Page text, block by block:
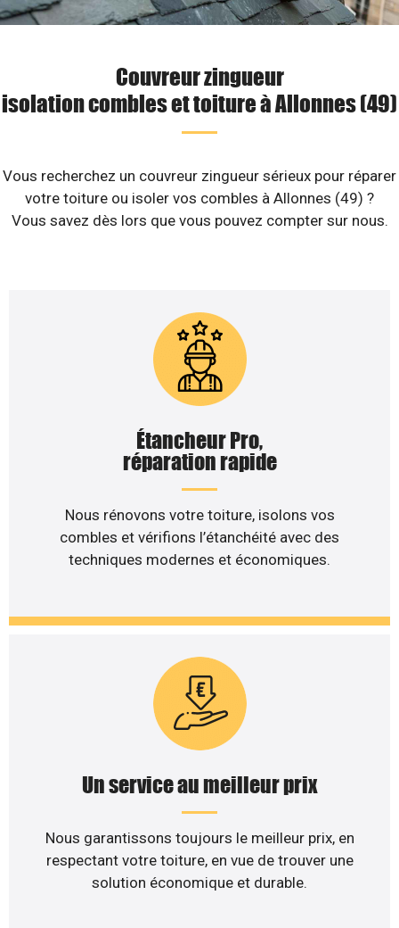
Couvreur zingueur
isolation combles et toiture à Allonnes (49)
Vous recherchez un couvreur zingueur sérieux pour réparer
votre toiture ou isoler vos combles à Allonnes (49) ?
Vous savez dès lors que vous pouvez compter sur nous.
Étancheur Pro,
réparation rapide
Nous rénovons votre toiture, isolons vos
combles et vérifions l’étanchéité avec des
techniques modernes et économiques.
Un service au meilleur prix
Nous garantissons toujours le meilleur prix, en
respectant votre toiture, en vue de trouver une
solution économique et durable.